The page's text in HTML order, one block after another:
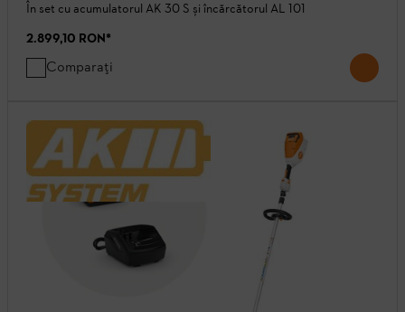
În set cu acumulatorul AK 30 S și încărcătorul AL 101
2.899,10 RON*
Comparați